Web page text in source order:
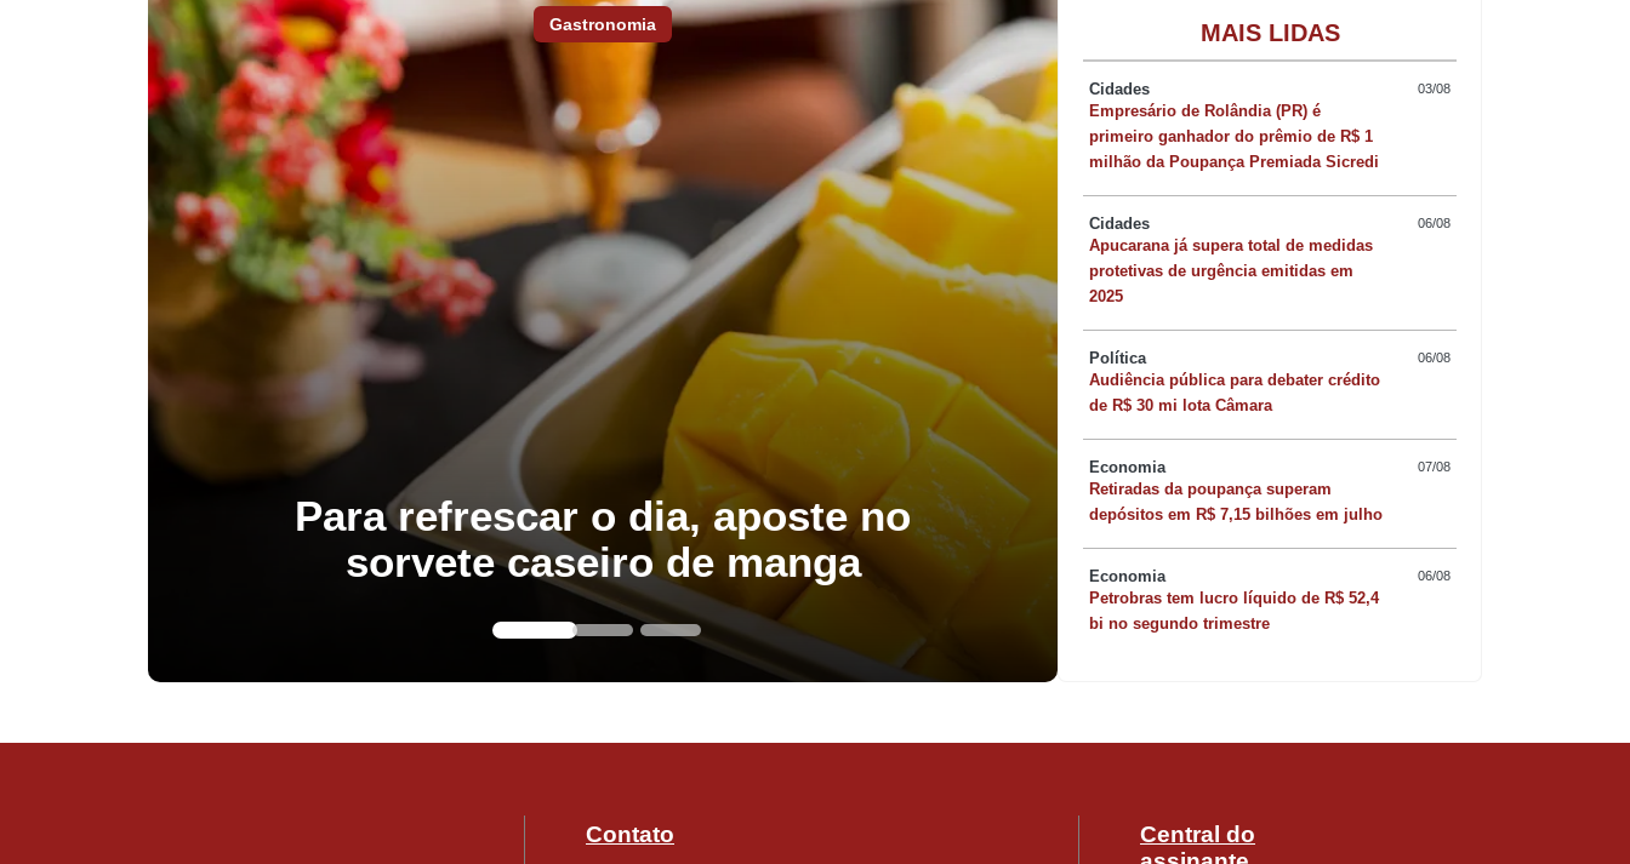
Gastronomia
Para refrescar o dia, aposte no
sorvete caseiro de manga
Quer sofisticar o
risoto de camarão
MAIS LIDAS
Cidades 03/08
Empresário de Rolândia (PR) é
primeiro ganhador do prêmio de R$ 1
milhão da Poupança Premiada Sicredi
Cidades 06/08
Apucarana já supera total de medidas
protetivas de urgência emitidas em
2025
Política 06/08
Audiência pública para debater crédito
de R$ 30 mi lota Câmara
Economia 07/08
Retiradas da poupança superam
depósitos em R$ 7,15 bilhões em julho
Economia 06/08
Petrobras tem lucro líquido de R$ 52,4
bi no segundo trimestre
Contato
Central do